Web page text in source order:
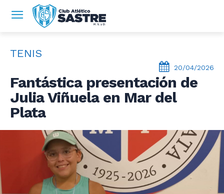
TENIS
20/04/2026
Fantástica presentación de
Julia Viñuela en Mar del
Plata